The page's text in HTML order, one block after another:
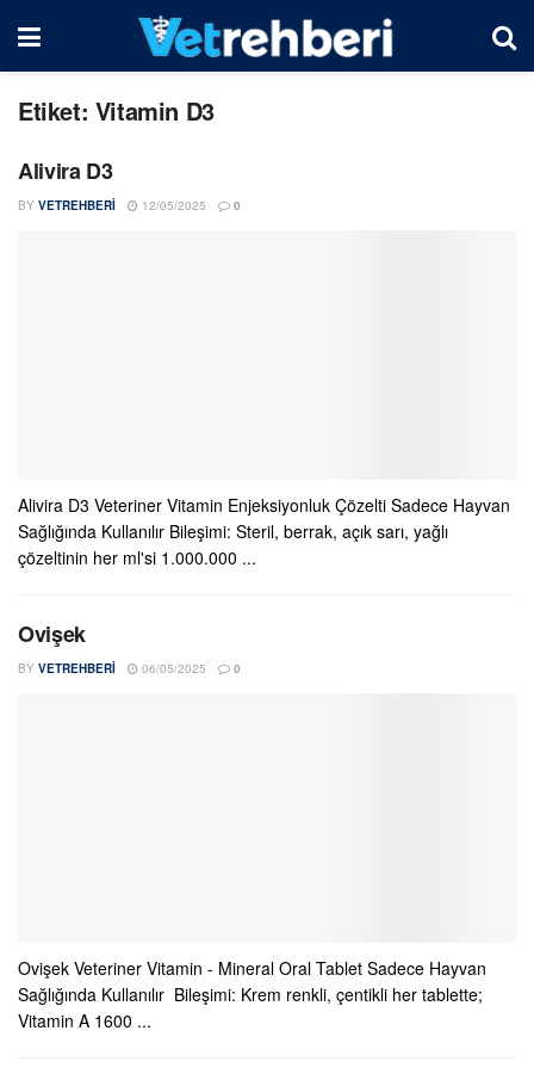
Etiket: Vitamin D3
Alivira D3
BY VETREHBERI 12/05/2025 0
Alivira D3 Veteriner Vitamin Enjeksiyonluk Çözelti Sadece Hayvan
Sağlığında Kullanılır Bileşimi: Steril, berrak, açık sarı, yağlı
çözeltinin her ml'si 1.000.000 ...
Ovişek
BY VETREHBERI 06/05/2025 0
Ovişek Veteriner Vitamin - Mineral Oral Tablet Sadece Hayvan
Sağlığında Kullanılır Bileşimi: Krem renkli, çentikli her tablette;
Vitamin A 1600 ...